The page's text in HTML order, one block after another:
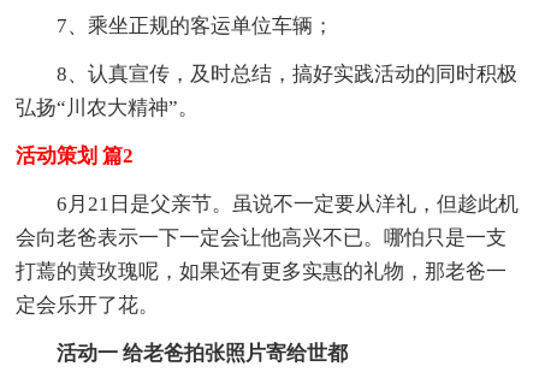
7、乘坐正规的客运单位车辆；
8、认真宣传，及时总结，搞好实践活动的同时积极
弘扬“川农大精神”。
活动策划 篇2
6月21日是父亲节。虽说不一定要从洋礼，但趁此机
会向老爸表示一下一定会让他高兴不已。哪怕只是一支
打蔫的黄玫瑰呢，如果还有更多实惠的礼物，那老爸一
定会乐开了花。
活动一 给老爸拍张照片寄给世都